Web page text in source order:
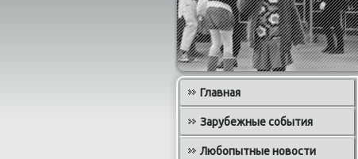
Главная
Зарубежные события
Любопытные новости